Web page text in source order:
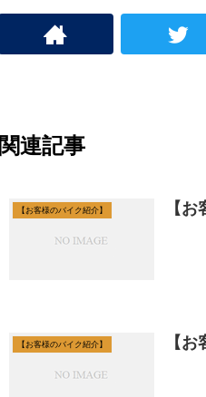
ま
す
関連記事
【お客様のバイク紹介】 【
【お客様のバイク紹介】 【